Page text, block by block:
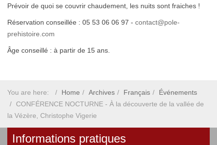
Prévoir de quoi se couvrir chaudement, les nuits sont fraiches !
Réservation conseillée : 05 53 06 06 97 - contact@pole-
prehistoire.com
Âge conseillé : à partir de 15 ans.
You are here: Home Archives Français
Événements
CONFÉRENCE NOCTURNE - À la découverte de la vallée de
la Vézère, Christophe Vigerie
Informations pratiques